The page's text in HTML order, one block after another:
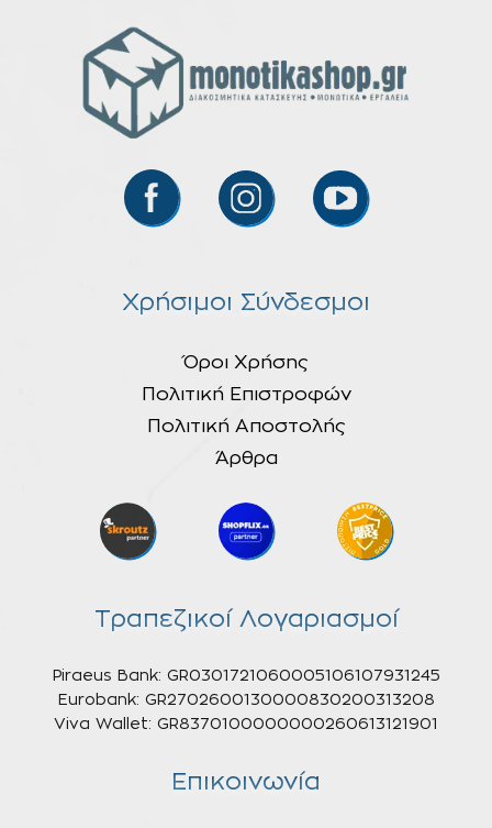
Χρήσιμοι Σύνδεσμοι
Όροι Χρήσης
Πολιτική Επιστροφών
Πολιτική Αποστολής
Άρθρα
Τραπεζικοί Λογαριασμοί
Piraeus Bank: GR0301721060005106107931245
Eurobank: GR2702600130000830200313208
Viva Wallet: GR8370100000000260613121901
Επικοινωνία